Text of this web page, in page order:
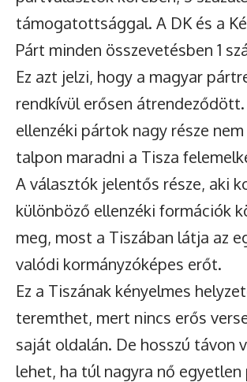
támogatottsággal. A DK és a
Párt minden összevetésben 1
Ez azt jelzi, hogy a magyar
rendkívül erősen
ellenzéki pártok nagy része
talpon maradni a Tisza
A választók jelentős része, aki
különböző ellenzéki formációk
meg, most a Tiszában látja az
valódi kormányzóképes erőt.
Ez a Tiszának kényelmes
teremthet, mert nincs erős
saját oldalán. De hosszú távon
lehet, ha túl nagyra nő